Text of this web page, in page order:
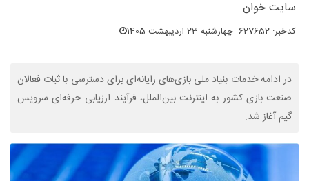
سایت خوان
کدخبر: 627652 چهارشنبه 23 اردیبهشت 1405
در ادامه خدمات بنیاد ملی بازی‌های رایانه‌ای برای دسترسی با ثبات فعالان
صنعت بازی کشور به اینترنت بین‌الملل، فرآیند ارزیابی حرفه‌ای سرویس
گیم آغاز شد.